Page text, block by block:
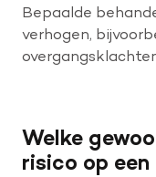
Bepaalde
verhogen,
Welke
risico op